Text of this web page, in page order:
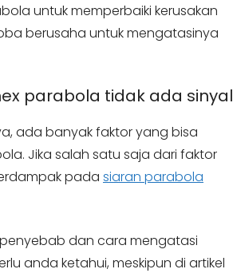
untuk memperbaiki kerusakan
berusaha untuk mengatasinya
parabola tidak ada sinyal
ada banyak faktor yang bisa
Jika salah satu saja dari faktor
pada siaran parabola
dan cara mengatasi
anda ketahui, meskipun di artikel